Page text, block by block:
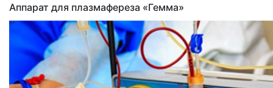
Аппарат для плазмафереза «Гемма»